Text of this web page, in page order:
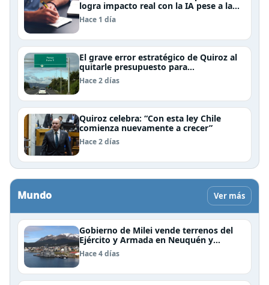
logra impacto real con la IA pese a la
inversión, según el Foro Económico
Mundial
Hace 1 día
El grave error estratégico de Quiroz al
quitarle presupuesto para
infraestructura vial del Biobío
Hace 2 días
Quiroz celebra: “Con esta ley Chile
comienza nuevamente a crecer”
Hace 2 días
Mundo Ver más
Gobierno de Milei vende terrenos del
Ejército y Armada en Neuquén y
Ushuaia
Hace 4 días